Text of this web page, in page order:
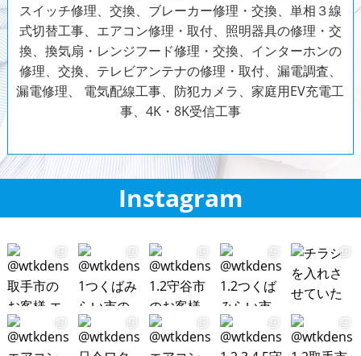
スイッチ修理、交換、ブレーカー修理・交換、単相３線
式切替工事、エアコン修理・取付、照明器具の修理・交
換、換気扇・レンジフード修理・交換、インターホンの
修理、交換、テレビアンテナの修理・取付、漏電調査、
漏電修理、 電気配線工事、防犯カメラ、家庭用EV充電工
事、 4K・8K受信工事
Instagram